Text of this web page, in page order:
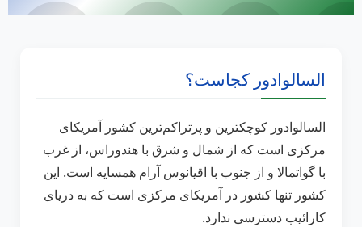
السالوادور کجاست؟
السالوادور کوچکترین و پرتراکم‌ترین کشور آمریکای
مرکزی است که از شمال و شرق با هندوراس، از غرب
با گواتمالا و از جنوب با اقیانوس آرام همسایه است. این
کشور تنها کشور در آمریکای مرکزی است که به دریای
کارائیب دسترسی ندارد.